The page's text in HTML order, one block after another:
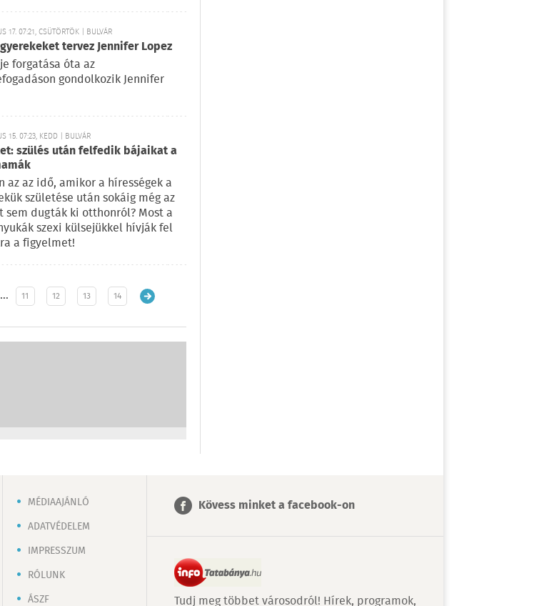
17. 07:21, CSÜTÖRTÖK | BULVÁR
tervez Jennifer Lopez
forgatása óta az
gondolkozik Jennifer
15. 07:23, KEDD | BULVÁR
szülés után felfedik bájaikat a
az az idő, amikor a hírességek a
születése után sokáig még az
sem dugták ki otthonról? Most a
szexi külsejükkel hívják fel
a figyelmet!
… 11 12 13 14
MÉDIAAJÁNLÓ
ADATVÉDELEM
IMPRESSZUM
RÓLUNK
ÁSZF
Kövess minket a facebook-on
Tudj meg többet városodról! Hírek, programok,